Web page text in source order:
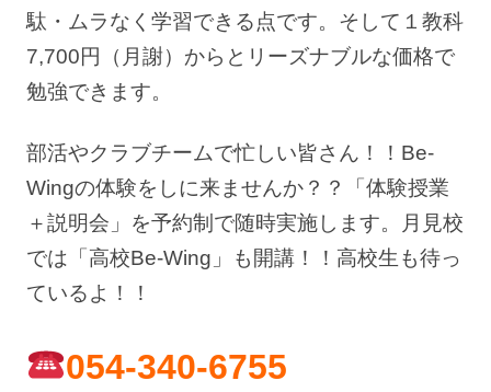
駄・ムラなく学習できる点です。そして１教科
7,700円（月謝）からとリーズナブルな価格で
勉強できます。
部活やクラブチームで忙しい皆さん！！Be-
Wingの体験をしに来ませんか？？「体験授業
＋説明会」を予約制で随時実施します。月見校
では「高校Be-Wing」も開講！！高校生も待っ
ているよ！！
054-340-6755